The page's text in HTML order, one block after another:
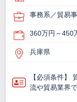
事務系／貿易
360万円～450
兵庫県
【必須条件】
流や貿易業界